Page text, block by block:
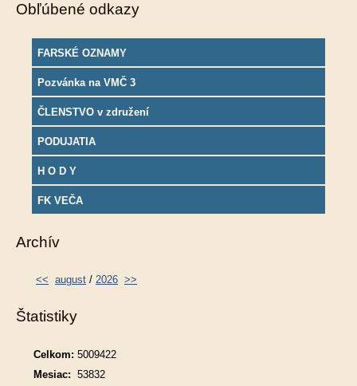
Obľúbené odkazy
FARSKÉ OZNAMY
Pozvánka na VMČ 3
ČLENSTVO v združení
PODUJATIA
H O D Y
FK VEČA
Archív
<< august / 2026 >>
Štatistiky
Celkom: 5009422
Mesiac: 53832